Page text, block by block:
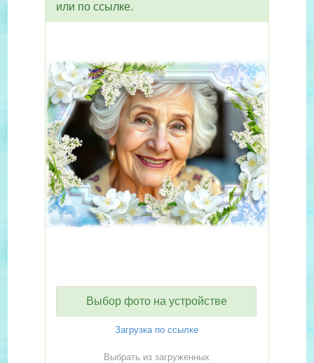
или по ссылке.
Выбор фото на устройстве
Загрузка по ссылке
Выбрать из загруженных